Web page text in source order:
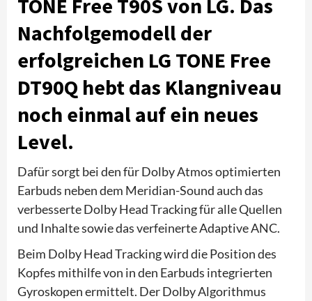
TONE Free T90S von LG. Das
Nachfolgemodell der
erfolgreichen LG TONE Free
DT90Q hebt das Klangniveau
noch einmal auf ein neues
Level.
Dafür sorgt bei den für Dolby Atmos optimierten
Earbuds neben dem Meridian-Sound auch das
verbesserte Dolby Head Tracking für alle Quellen
und Inhalte sowie das verfeinerte Adaptive ANC.
Beim Dolby Head Tracking wird die Position des
Kopfes mithilfe von in den Earbuds integrierten
Gyroskopen ermittelt. Der Dolby Algorithmus